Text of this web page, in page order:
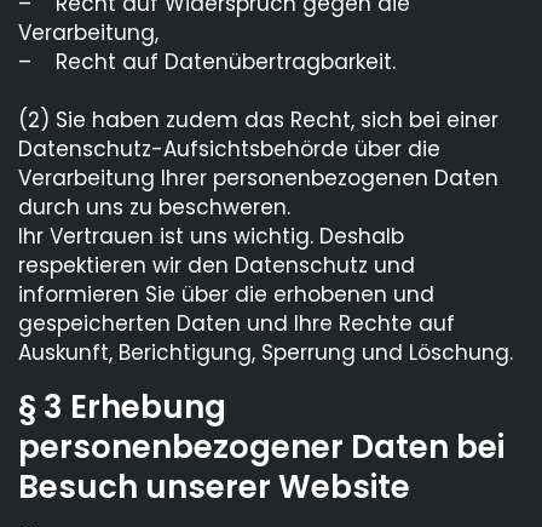
Verarbeitung,
– Recht auf Datenübertragbarkeit.
(2) Sie haben zudem das Recht, sich bei einer
Datenschutz-Aufsichtsbehörde über die
Verarbeitung Ihrer personenbezogenen Daten
durch uns zu beschweren.
Ihr Vertrauen ist uns wichtig. Deshalb
respektieren wir den Datenschutz und
informieren Sie über die erhobenen und
gespeicherten Daten und Ihre Rechte auf
Auskunft, Berichtigung, Sperrung und Löschung.
§ 3 Erhebung
personenbezogener Daten bei
Besuch unserer Website